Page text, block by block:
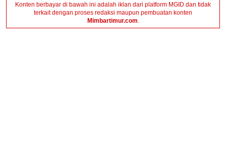
Konten berbayar di bawah ini adalah iklan dari platform MGID dan tidak
terkait dengan proses redaksi maupun pembuatan konten
Mimbartimur.com